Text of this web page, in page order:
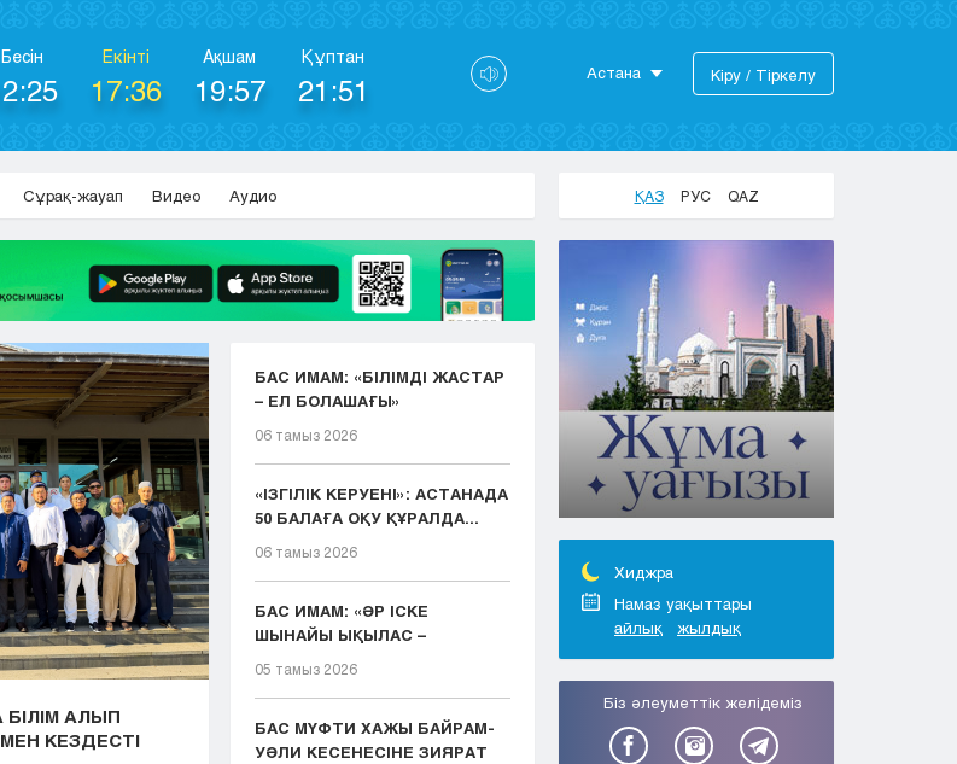
Бесін Екінті
17:36
Ақшам
19:57
Құптан
21:51 Астана
Актобе
Караганда
Кокшетау
Костанай
Кызылорда
Павлодар
Петропавловск
Семей
Талдыкорган
Тараз
Туркестан
Уральск
Усть-Каменогорск
Шымкент
Кіру / Тіркелу
Сұрақ-жауап Видео Аудио ҚАЗ РУС QAZ
АЛЫП
КЕЗДЕСТІ
БАС ИМАМ: «БІЛІМДІ ЖАСТАР
– ЕЛ БОЛАШАҒЫ»
06 тамыз 2026
«ІЗГІЛІК КЕРУЕНІ»: АСТАНАДА
50 БАЛАҒА ОҚУ ҚҰРАЛДА...
06 тамыз 2026
БАС ИМАМ: «ӘР ІСКЕ
ШЫНАЙЫ ЫҚЫЛАС –
ҚЫЗМЕТІМІЗДІҢ ...
05 тамыз 2026
БАС МҮФТИ ХАЖЫ БАЙРАМ-
УӘЛИ КЕСЕНЕСІНЕ ЗИЯРАТ
Хиджра
Намаз уақыттары
айлық
жылдық
Біз әлеуметтік желідеміз